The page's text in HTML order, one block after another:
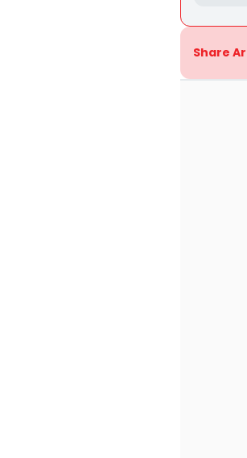
Share